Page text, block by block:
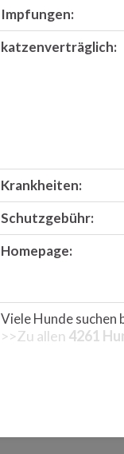
Impfungen:
katzenverträglich:
Krankheiten:
Schutzgebühr:
Homepage:
Viele Hunde suchen
>>Zu allen 4261